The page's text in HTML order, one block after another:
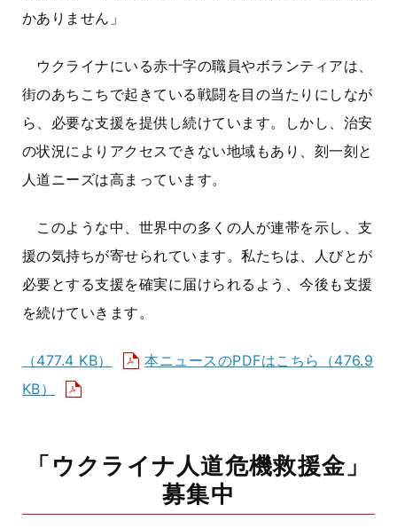
かありません」
ウクライナにいる赤十字の職員やボランティアは、
街のあちこちで起きている戦闘を目の当たりにしなが
ら、必要な支援を提供し続けています。しかし、治安
の状況によりアクセスできない地域もあり、刻一刻と
人道ニーズは高まっています。
このような中、世界中の多くの人が連帯を示し、支
援の気持ちが寄せられています。私たちは、人びとが
必要とする支援を確実に届けられるよう、今後も支援
を続けていきます。
（477.4 KB） 本ニュースのPDFはこちら
（476.9
KB）
「ウクライナ人道危機救援金」
募集中